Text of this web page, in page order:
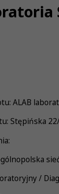
ALAB
Stępińska
/